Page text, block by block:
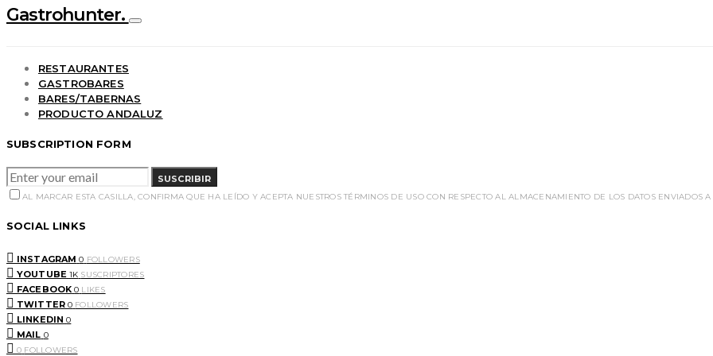
Gastrohunter.
RESTAURANTES
GASTROBARES
BARES/TABERNAS
PRODUCTO ANDALUZ
SUBSCRIPTION FORM
SUSCRIBIR
AL MARCAR ESTA CASILLA, CONFIRMA QUE HA LEÍDO Y ACEPTA NUESTROS TÉRMINOS DE USO CON RESPECTO AL ALMACENAMIENTO DE LOS DATOS ENVIADOS
SOCIAL LINKS
INSTAGRAM 0 FOLLOWERS
YOUTUBE 1K SUSCRIPTORES
FACEBOOK 0 LIKES
TWITTER 0 FOLLOWERS
LINKEDIN 0
MAIL 0
0 FOLLOWERS